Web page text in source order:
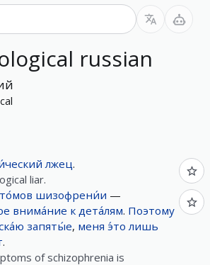
russian
лжец.
liar.
шизофрени́и —
внима́ние к дета́лям. Поэтому
запяты́е, меня э́то лишь
.
of schizophrenia is